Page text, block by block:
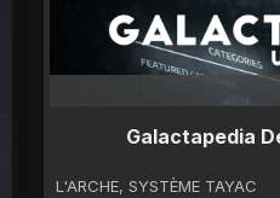
Galactapedia
L'ARCHE, SYSTÈME TAYAC